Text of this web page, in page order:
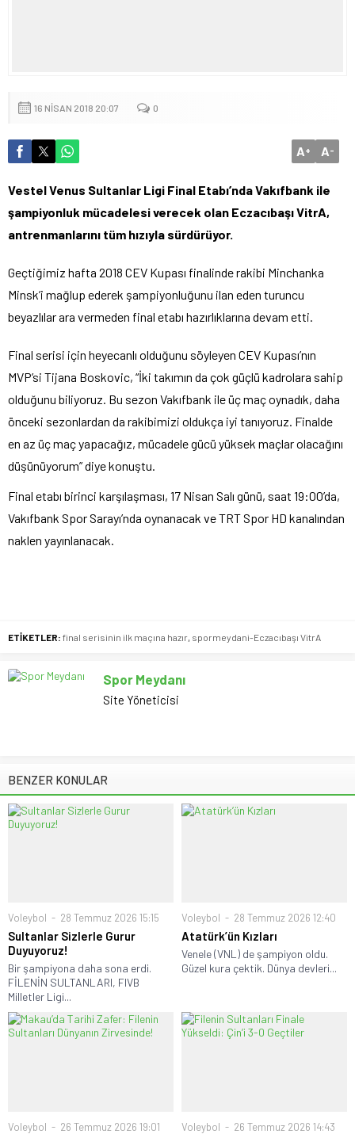
16 NISAN 2018 20:07 0
A+ A-
Vestel Venus Sultanlar Ligi Final Etabı’nda Vakıfbank ile
şampiyonluk mücadelesi verecek olan Eczacıbaşı VitrA,
antrenmanlarını tüm hızıyla sürdürüyor.
Geçtiğimiz hafta 2018 CEV Kupası finalinde rakibi Minchanka
Minsk’i mağlup ederek şampiyonluğunu ilan eden turuncu
beyazlılar ara vermeden final etabı hazırlıklarına devam etti.
Final serisi için heyecanlı olduğunu söyleyen CEV Kupası’nın
MVP’si Tijana Boskovic, “İki takımın da çok güçlü kadrolara sahip
olduğunu biliyoruz. Bu sezon Vakıfbank ile üç maç oynadık, daha
önceki sezonlardan da rakibimizi oldukça iyi tanıyoruz. Finalde
en az üç maç yapacağız, mücadele gücü yüksek maçlar olacağını
düşünüyorum” diye konuştu.
Final etabı birinci karşılaşması, 17 Nisan Salı günü, saat 19:00’da,
Vakıfbank Spor Sarayı’nda oynanacak ve TRT Spor HD kanalından
naklen yayınlanacak.
ETİKETLER: final serisinin ilk maçına hazır spormeydani-Eczacıbaşı VitrA
Spor Meydanı
Site Yöneticisi
BENZER KONULAR
Voleybol 28 Temmuz 2026 15:15
Sultanlar Sizlerle Gurur
Duyuyoruz!
Bir şampiyona daha sona erdi.
FİLENİN SULTANLARI, FIVB
Milletler Ligi...
Voleybol 28 Temmuz 2026 12:40
Atatürk’ün Kızları
Venele (VNL) de şampiyon oldu.
Güzel kura çektik. Dünya devleri...
Voleybol 26 Temmuz 2026 19:01 Voleybol 26 Temmuz 2026 14:43